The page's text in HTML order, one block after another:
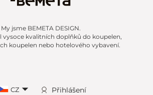
My jsme BEMETA DESIGN.
vysoce kvalitních doplňků do koupelen,
koupelen nebo hotelového vybavení.
CZ Přihlášení